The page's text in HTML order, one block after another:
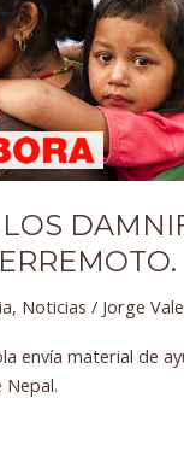
, Noticias / Jorge
envía material de